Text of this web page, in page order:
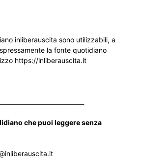
inliberauscita sono utilizzabili, a
la fonte quotidiano
https://inliberauscita.it
che puoi leggere senza